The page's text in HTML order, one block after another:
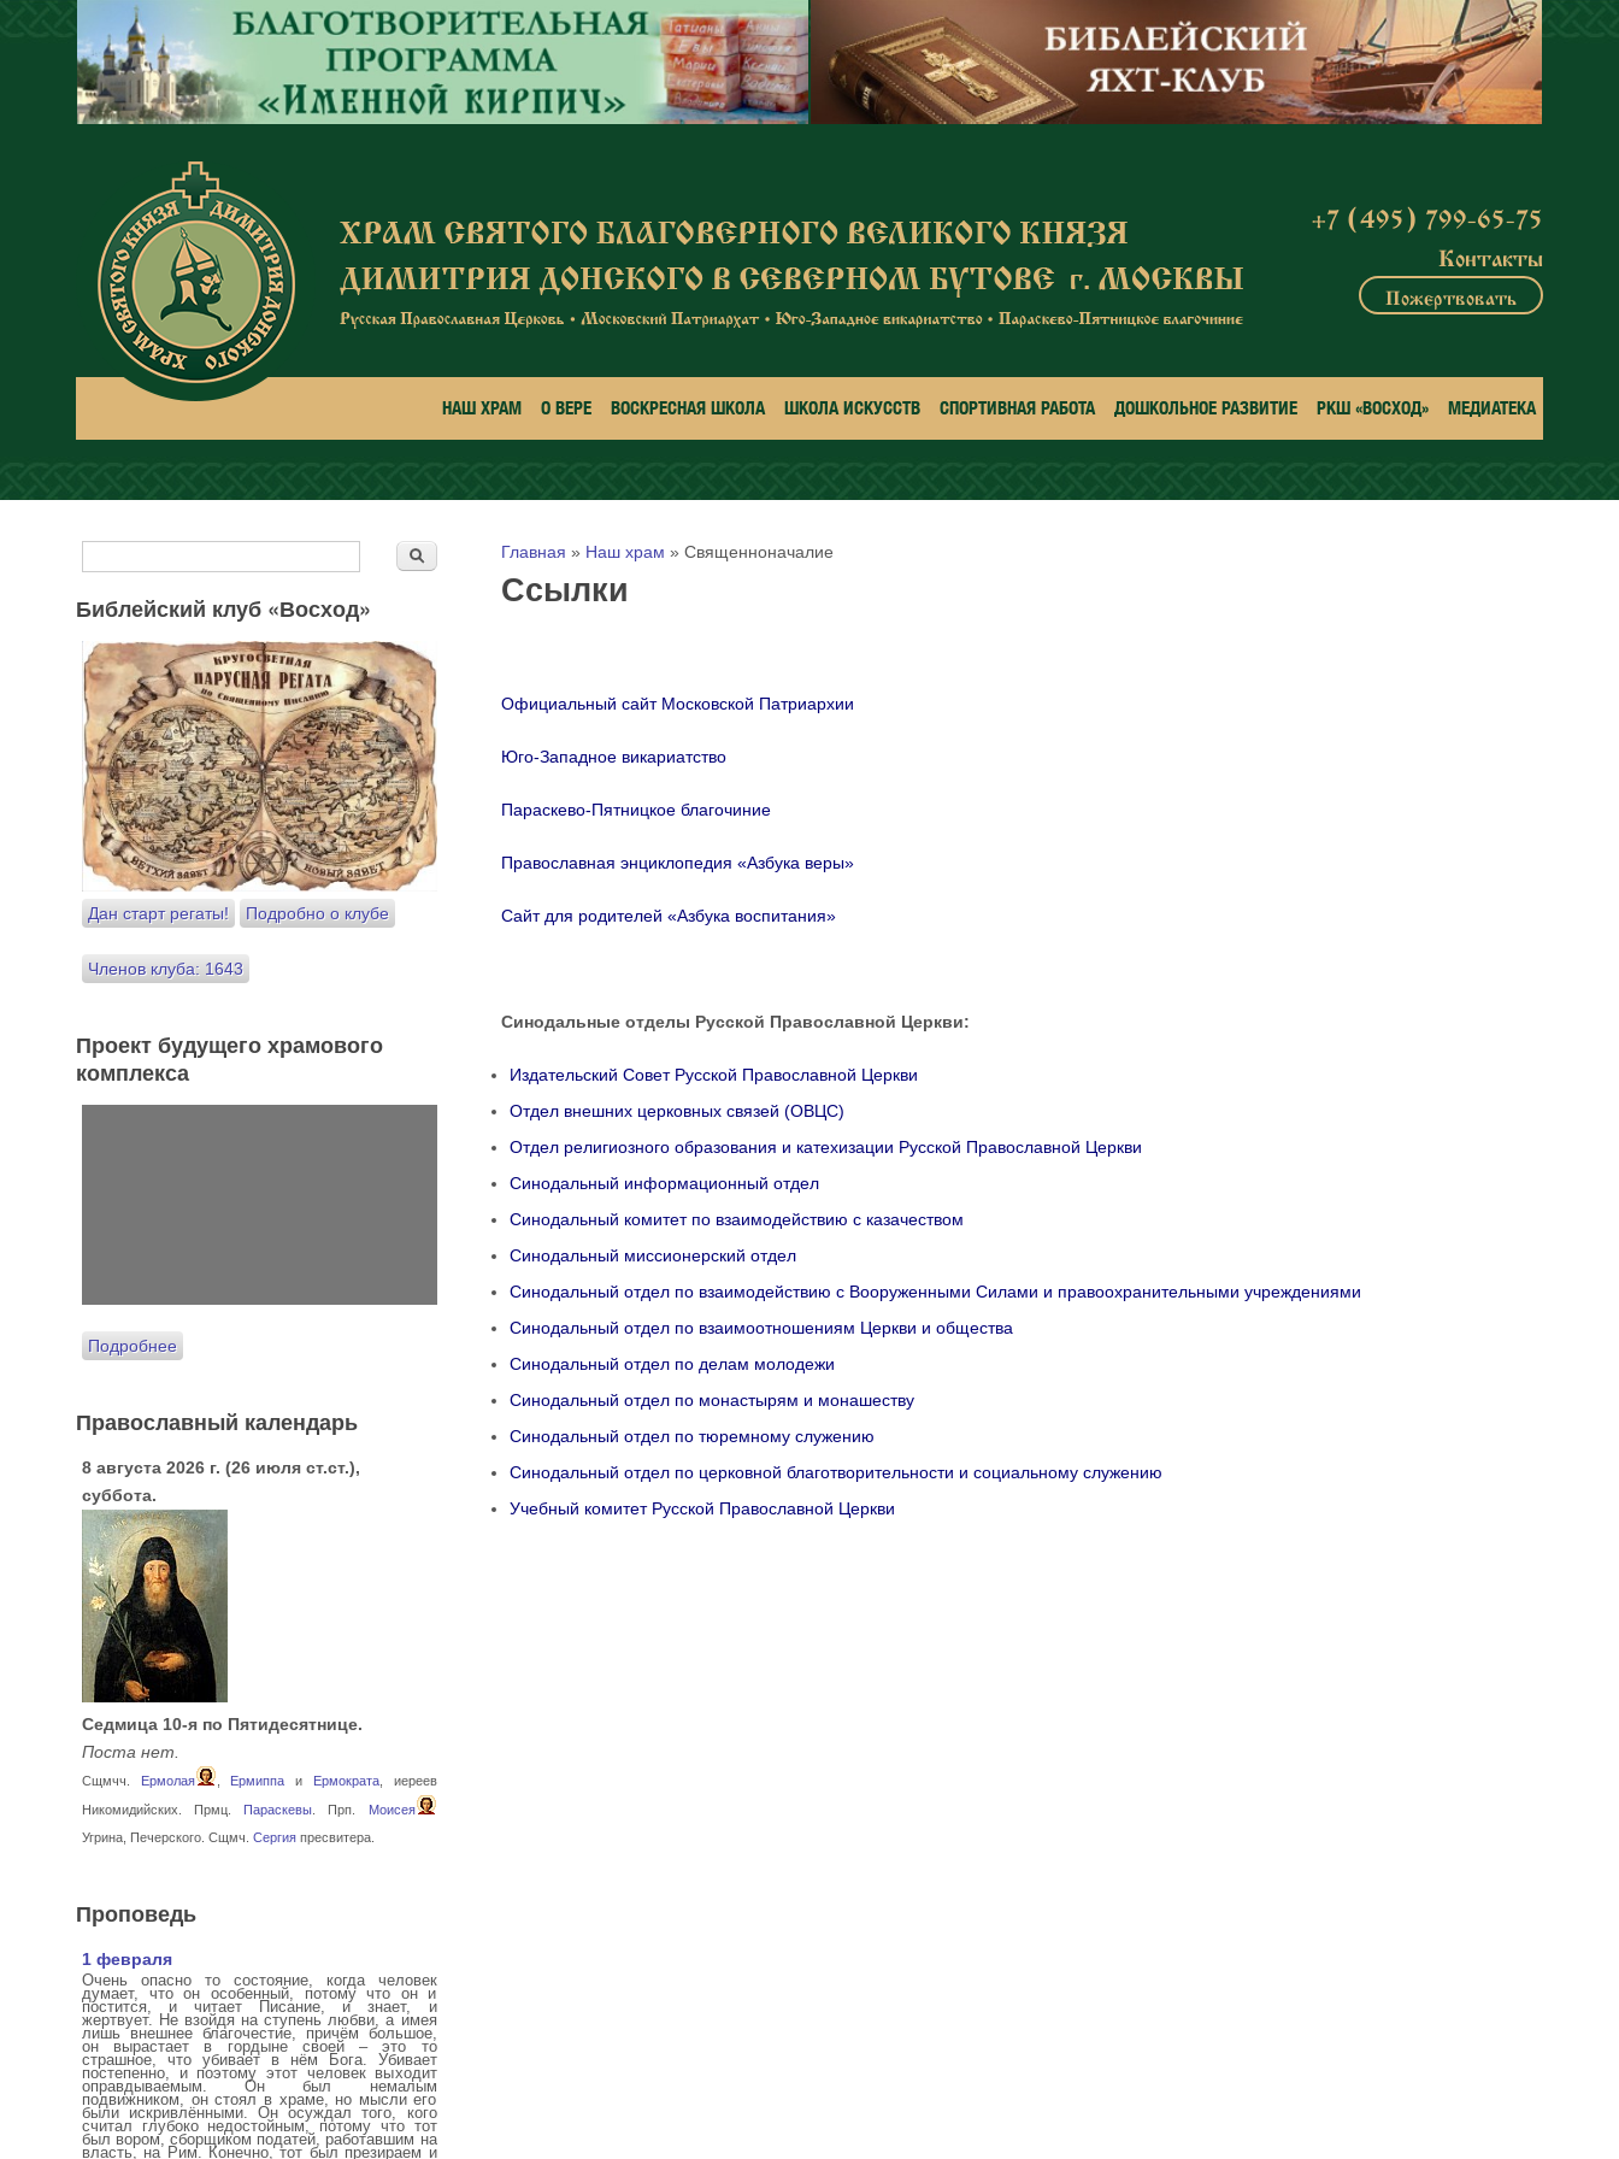
Перейти к основному содержанию
+7 (495) 799-65-75
Контакты
Пожертвовать
НАШ ХРАМ О ВЕРЕ ВОСКРЕСНАЯ ШКОЛА ШКОЛА ИСКУССТВ СПОРТИВНАЯ РАБОТА ДОШКОЛЬНОЕ РАЗВИТИЕ РКШ «ВОСХОД» МЕДИАТЕКА
Вы здесь
Главная » Наш храм »Священноначалие
Ссылки
Официальный сайт Московской Патриархии
Юго-Западное викариатство
Параскево-Пятницкое благочиние
Православная энциклопедия «Азбука веры»
Сайт для родителей «Азбука воспитания»
Синодальные отделы Русской Православной Церкви:
Издательский Совет Русской Православной Церкви
Отдел внешних церковных связей (ОВЦС)
Отдел религиозного образования и катехизации Русской Православной Церкви
Синодальный информационный отдел
Синодальный комитет по взаимодействию с казачеством
Синодальный миссионерский отдел
Синодальный отдел по взаимодействию с Вооруженными Силами и правоохранительными учреждениями
Синодальный отдел по взаимоотношениям Церкви и общества
Синодальный отдел по делам молодежи
Синодальный отдел по монастырям и монашеству
Синодальный отдел по тюремному служению
Синодальный отдел по церковной благотворительности и социальному служению
Учебный комитет Русской Православной Церкви
Форма поиска
Библейский клуб «Восход»
Дан старт регаты! Подробно о клубе
Членов клуба: 1643
Проект будущего храмового
комплекса
Подробнее
Православный календарь
8 августа 2026 г. (26 июля ст.ст.),
суббота.
Седмица 10-я по Пятидесятнице.
Поста нет.
Сщмчч. Ермолая Ермиппа и Ермократа, иереев
Никомидийских. Прмц. Параскевы . Прп.
Моисея
Угрина, Печерского. Сщмч. Сергия пресвитера.
Проповедь
1 февраля
Очень опасно то состояние, когда человек
думает, что он особенный, потому что он и
постится, и читает Писание, и знает, и
жертвует. Не взойдя на ступень любви, а имея
лишь внешнее благочестие, причём большое,
он вырастает в гордыне своей – это то
страшное, что убивает в нём Бога. Убивает
постепенно, и поэтому этот человек выходит
оправдываемым. Он был немалым
подвижником, он стоял в храме, но мысли его
были искривлёнными. Он осуждал того, кого
считал глубоко недостойным, потому что тот
был вором, сборщиком податей, работавшим на
власть, на Рим. Конечно, тот был презираем и